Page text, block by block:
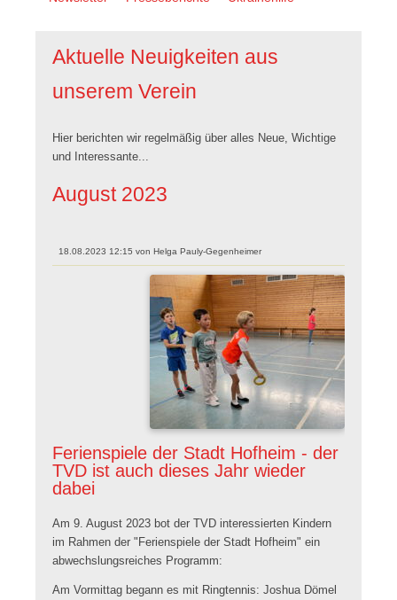
Aktuelle Neuigkeiten aus
unserem Verein
Hier berichten wir regelmäßig über alles Neue, Wichtige
und Interessante...
August 2023
18.08.2023 12:15 vonHelga Pauly-Gegenheimer
Ferienspiele der Stadt Hofheim - der
TVD ist auch dieses Jahr wieder
dabei
Am 9. August 2023 bot der TVD interessierten Kindern
im Rahmen der "Ferienspiele der Stadt Hofheim" ein
abwechslungsreiches Programm:
Am Vormittag begann es mit Ringtennis: Joshua Dömel